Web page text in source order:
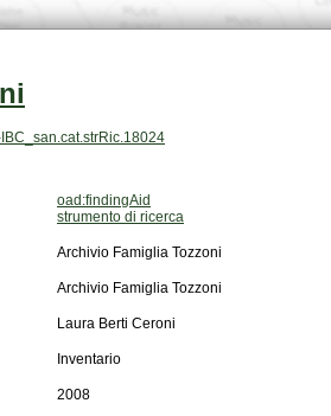
oad:findingAid
strumento di ricerca
Archivio Famiglia Tozzoni
Archivio Famiglia Tozzoni
Laura Berti Ceroni
Inventario
2008